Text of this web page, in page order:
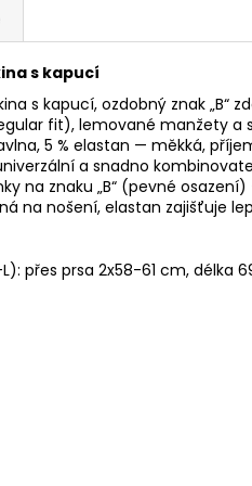
s kapucí
s kapucí, ozdobný znak „B“
fit), lemované manžety a
5 % elastan — měkká,
a snadno
na znaku „B“ (pevné
na nošení, elastan zajišťuje
přes prsa 2x58-61 cm, délka